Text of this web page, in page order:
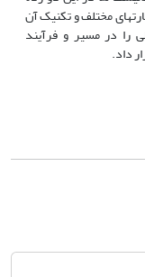
مختلف و تکنیک آن
را در مسیر و فرآیند
داد.